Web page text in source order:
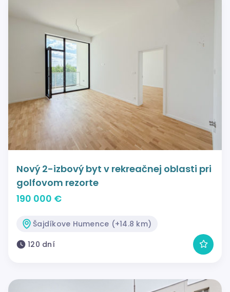
Nový 2-izbový byt v rekreačnej oblasti pri
golfovom rezorte
190 000 €
Šajdíkove Humence (+14.8 km)
120 dní